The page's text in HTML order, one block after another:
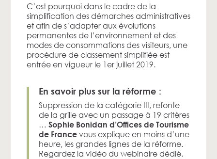
C’est pourquoi dans le cadre de la
simplification des démarches administratives
et afin de s’adapter aux évolutions
permanentes de l’environnement et des
modes de consommations des visiteurs, une
procédure de classement simplifiée est
entrée en vigueur le 1er juillet 2019.
En savoir plus sur la réforme :
Suppression de la catégorie III, refonte
de la grille avec un passage à 19 critères
… Sophie Bonidan d’Offices de Tourisme
de Francevous explique en moins d’une
heure, les grandes lignes de la réforme.
Regardez la vidéo du webinaire dédié.